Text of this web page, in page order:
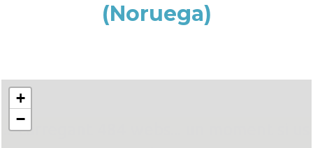
(Noruega)
... carregant 484 webs... un moment si us
+
−